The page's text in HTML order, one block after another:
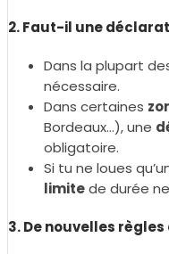
2. Faut-il une
Dans la plupart
nécessaire.
Dans certaines
Bordeaux...), une
obligatoire.
Si tu ne loues
limitede durée
3. De nouvelles règles